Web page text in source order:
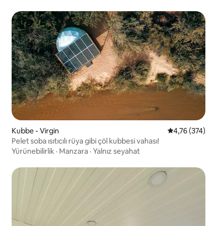
Kubbe - Virgin 5 üzerinden
4,76 (374)
Pelet soba ısıtıcılı rüya gibi çöl kubbesi vahası!
Yürünebilirlik · Manzara · Yalnız seyahat